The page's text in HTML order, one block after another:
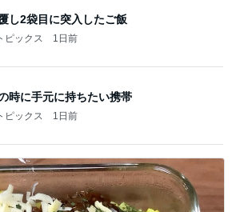
し2袋目に突入したご飯
ピックス 1日前
時に手元に持ちたい携帯
ピックス 1日前